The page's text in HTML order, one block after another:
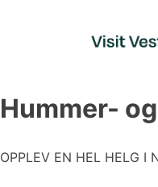
Hummer-
OPPLEV EN HEL HELG I